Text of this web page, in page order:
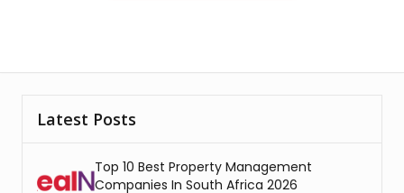
Latest Posts
Top 10 Best Property Management
Companies In South Africa 2026